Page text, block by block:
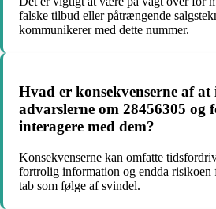
falske tilbud eller påtrængende
kommunikerer med dette nummer.
Hvad er konsekvenserne af at
advarslerne om 28456305 og
interagere med dem?
Konsekvenserne kan omfatte
fortrolig information og endda risikoen
tab som følge af svindel.